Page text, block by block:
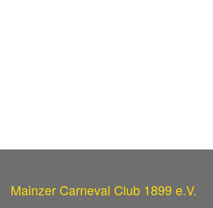
Mainzer Carneval Club 1899 e.V.